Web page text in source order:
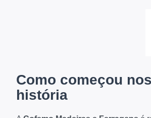
Como começou
história